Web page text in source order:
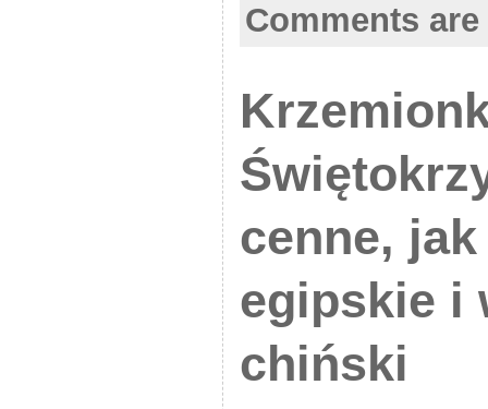
Comments
cenne,
egipskie i
chiński